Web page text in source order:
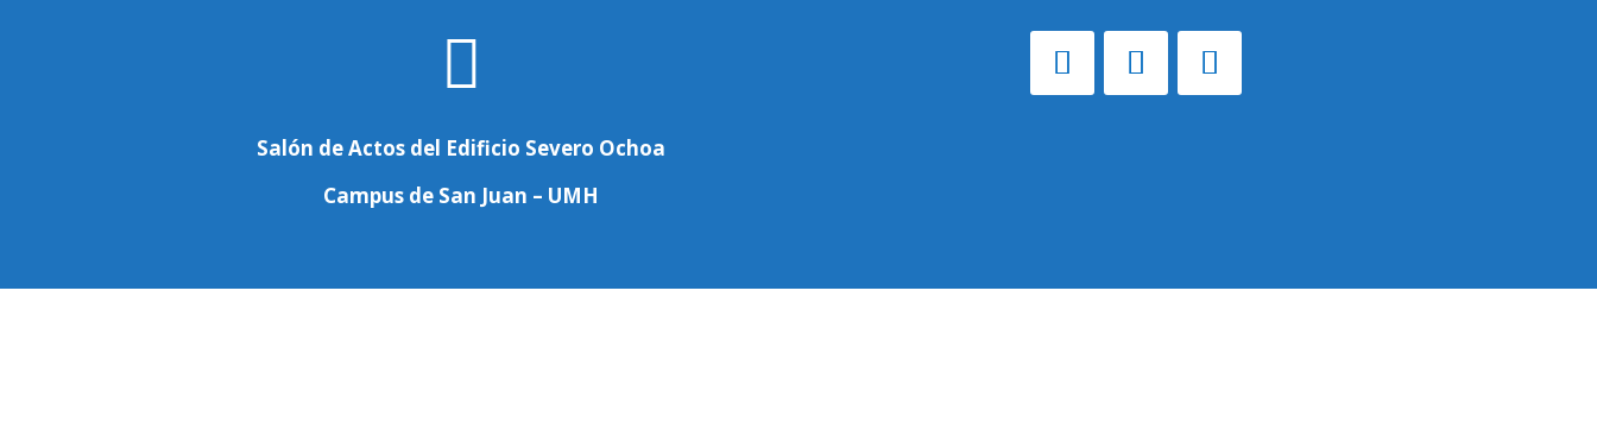

Salón de Actos del Edificio Severo Ochoa
Campus de San Juan – UMH